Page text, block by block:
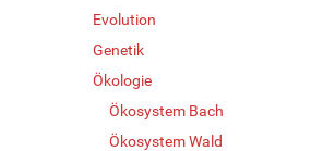
Evolution
Genetik
Ökologie
Ökosystem Bach
Ökosystem Wald